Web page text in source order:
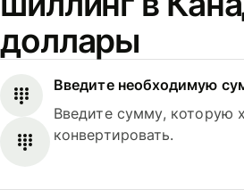
доллары
Введите необходимую
Введите сумму, которую
конвертировать.